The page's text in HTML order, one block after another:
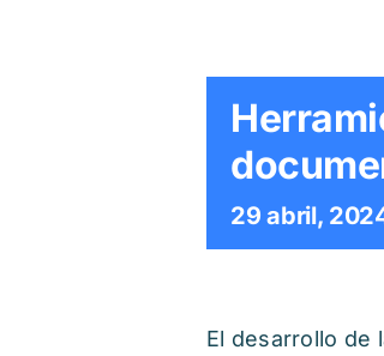
29 abril,
El desarrollo de